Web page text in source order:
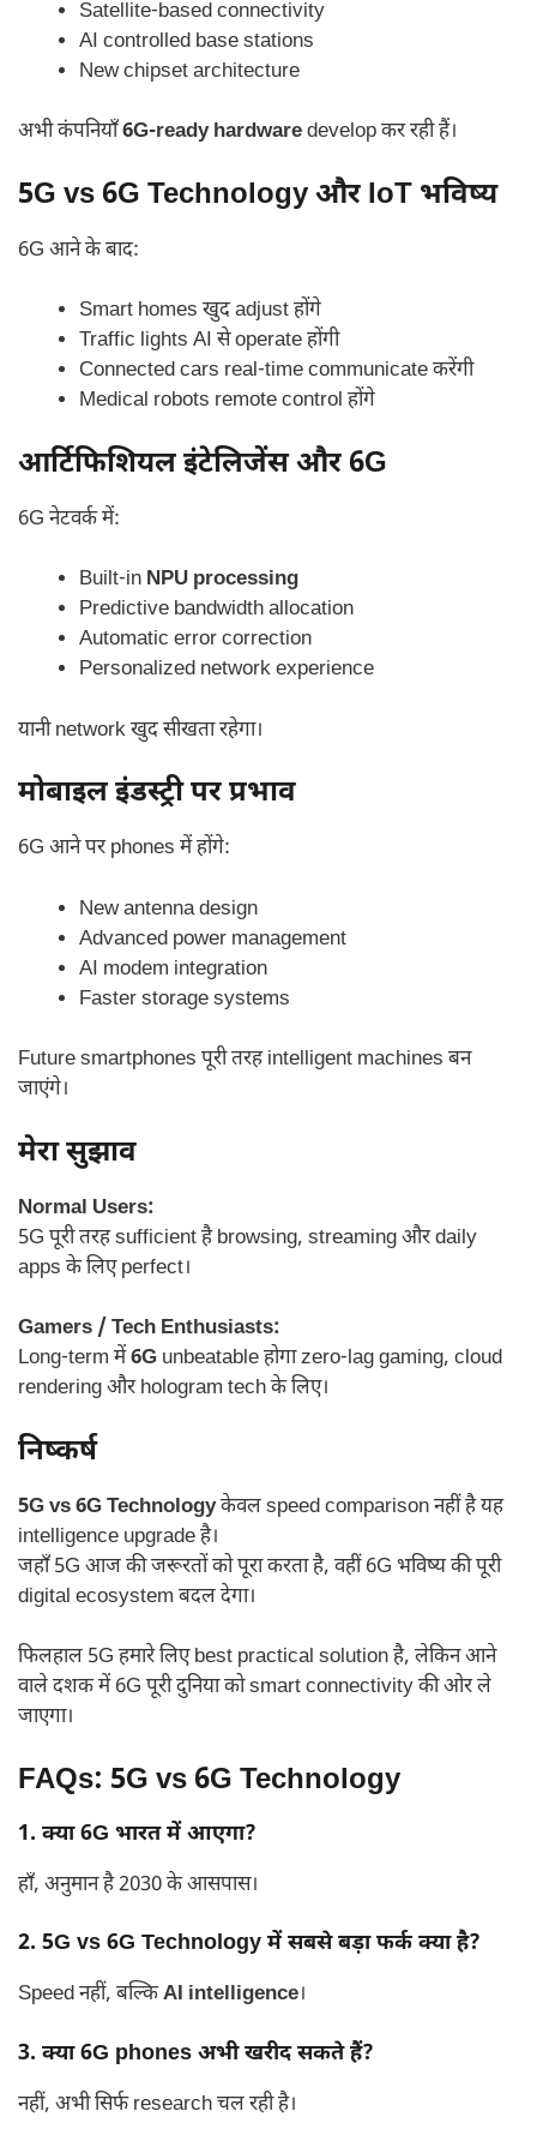
Satellite-based connectivity
AI controlled base stations
New chipset architecture
अभी कंपनियाँ6G-ready hardwaredevelop कर रही हैं।
5G vs 6G Technology और IoT भविष्य
6G आने के बाद:
Smart homes खुद adjust होंगे
Traffic lights AI से operate होंगी
Connected cars real-time communicate करेंगी
Medical robots remote control होंगे
आर्टिफिशियल इंटेलिजेंस और 6G
6G नेटवर्क में:
Built-in NPU processing
Predictive bandwidth allocation
Automatic error correction
Personalized network experience
यानी network खुद सीखता रहेगा।
मोबाइल इंडस्ट्री पर प्रभाव
6G आने पर phones में होंगे:
New antenna design
Advanced power management
AI modem integration
Faster storage systems
Future smartphones पूरी तरह intelligent machines बन
जाएंगे।
मेरा सुझाव
Normal Users:
5G पूरी तरह sufficient है browsing, streaming और daily
apps के लिए perfect।
Gamers / Tech Enthusiasts:
Long-term में6G unbeatable होगा zero-lag gaming, cloud
rendering और hologram tech के लिए।
निष्कर्ष
5G vs 6G Technologyकेवल speed comparison नहीं है यह
intelligence upgrade है।
जहाँ 5G आज की जरूरतों को पूरा करता है, वहीं 6G भविष्य की पूरी
digital ecosystem बदल देगा।
फिलहाल 5G हमारे लिए best practical solution है, लेकिन आने
वाले दशक में 6G पूरी दुनिया को smart connectivity की ओर ले
जाएगा।
FAQs: 5G vs 6G Technology
1. क्या 6G भारत में आएगा?
हाँ, अनुमान है 2030 के आसपास।
2. 5G vs 6G Technology में सबसे बड़ा फर्क क्या है?
Speed नहीं, बल्किAI intelligence।
3. क्या 6G phones अभी खरीद सकते हैं?
नहीं, अभी सिर्फ research चल रही है।